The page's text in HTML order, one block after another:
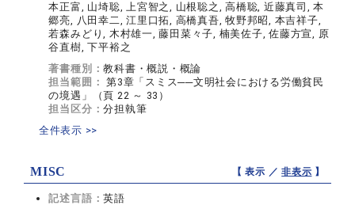
本正富, 山埼聡, 上宮智之, 山根聡之, 高橋聡, 近藤真司, 本
郷亮, 八田幸二, 江里口拓, 高橋真吾, 牧野邦昭, 本吉祥子,
若森みどり, 木村雄一, 藤田菜々子, 楠美佐子, 佐藤方宣, 原
谷直樹, 下平裕之
著書種別：教科書・概説・概論
担当範囲： 第3章「スミス──文明社会における労働貧民
の境遇」（頁 22 ～ 33）
担当区分：分担執筆
全件表示 >>
MISC 【 表示 ／非表示 】
記述言語：英語